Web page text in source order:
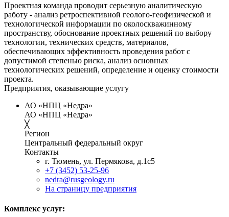
Проектная команда проводит серьезную аналитическую
работу - анализ ретроспективной геолого-геофизической и
технологической информации по околоскважинному
пространству, обоснование проектных решений по выбору
технологии, технических средств, материалов,
обеспечивающих эффективность проведения работ с
допустимой степенью риска, анализ основных
технологических решений, определение и оценку стоимости
проекта.
Предприятия, оказывающие услугу
АО «НПЦ «Недра»
АО «НПЦ «Недра»
╳
Регион
Центральный федеральный округ
Контакты
г. Тюмень, ул. Пермякова, д.1с5
+7 (3452) 53-25-96
nedra@rusgeology.ru
На страницу предприятия
Комплекс услуг: